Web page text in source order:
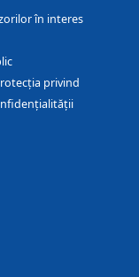
în interes
privind